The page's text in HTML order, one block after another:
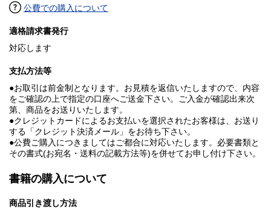
公費での購入について
適格請求書発行
対応します
支払方法等
●お取引は前金制となります。お見積を返信いたしますので、内容
をご確認の上で指定の口座へご送金下さい。ご入金が確認出来次
第、商品をお送りいたします。
●クレジットカードによるお支払いを選択されたお客様は、お送り
する「クレジット決済メール」をお待ち下さい。
●公費ご購入につきましてはご都合に対応いたします。必要書類と
その書式(お宛名・送料の記載方法等)を併せてお申し付け下さい。
書籍の購入について
商品引き渡し方法